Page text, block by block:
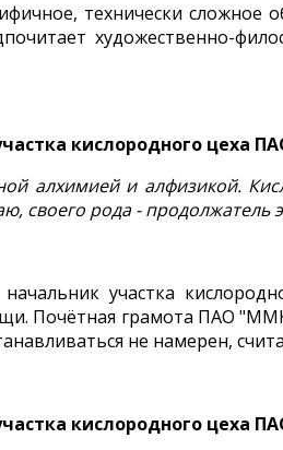
технически сложное
художественно-
кислородного цеха
алхимией и алфизикой.
своего рода -
участка
Почётная грамота ПАО
не намерен,
кислородного цеха